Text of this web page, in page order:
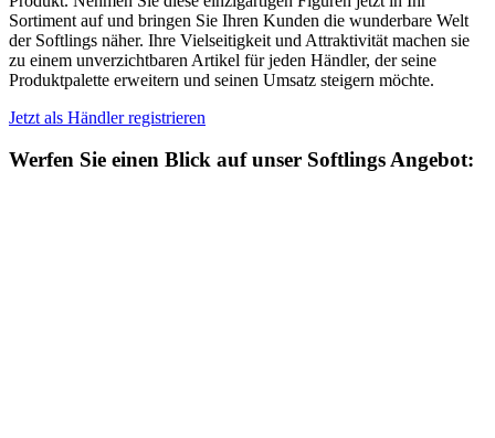
Sortiment auf und bringen Sie Ihren Kunden die wunderbare Welt
der Softlings näher. Ihre Vielseitigkeit und Attraktivität machen sie
zu einem unverzichtbaren Artikel für jeden Händler, der seine
Produktpalette erweitern und seinen Umsatz steigern möchte.
Jetzt als Händler registrieren
Werfen Sie einen Blick auf unser Softlings Angebot: